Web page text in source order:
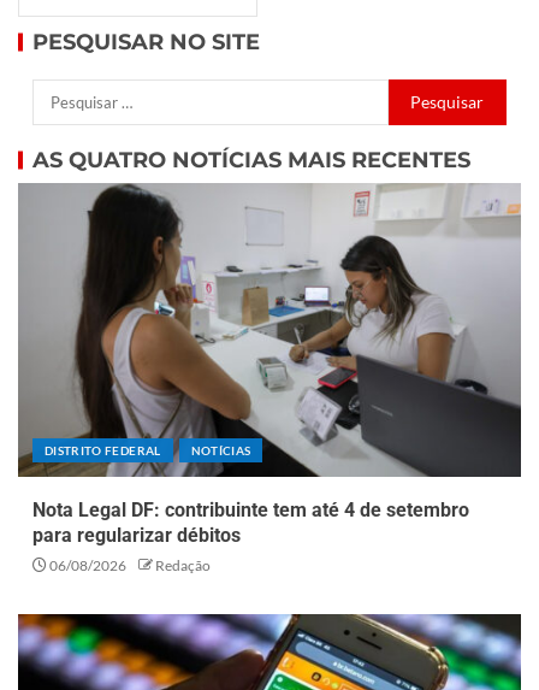
PESQUISAR NO SITE
AS QUATRO NOTÍCIAS MAIS RECENTES
DISTRITO FEDERAL NOTÍCIAS
Nota Legal DF: contribuinte tem até 4 de setembro
para regularizar débitos
06/08/2026 Redação